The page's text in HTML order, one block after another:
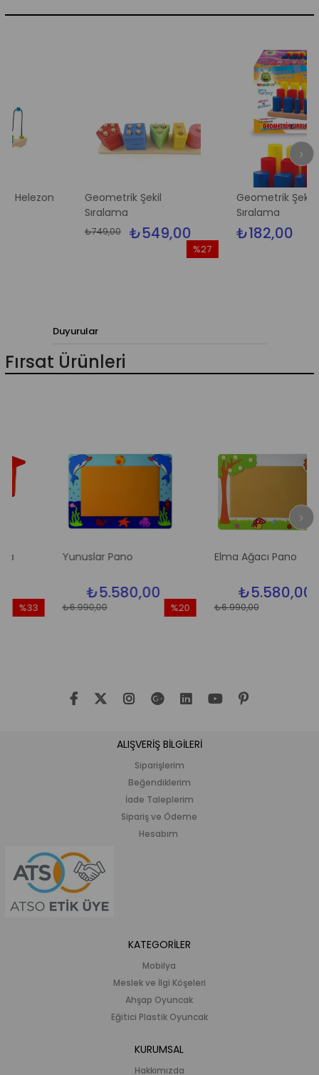
Geometrik Şekil
Sıralama
₺549,00
₺749,00
Geometrik Şekil
Sıralama
₺182,00
Duyurular
Fırsat Ürünleri
Yunuslar Pano
₺5.580,00
₺6.990,00
Elma Ağacı Pano
₺5.580,00
₺6.990,00
ALIŞVERİŞ BİLGİLERİ
Siparişlerim
Beğendiklerim
İade Taleplerim
Sipariş ve Ödeme
Hesabım
KATEGORİLER
Mobilya
Meslek ve İlgi Köşeleri
Ahşap Oyuncak
Eğitici Plastik Oyuncak
KURUMSAL
Hakkımızda